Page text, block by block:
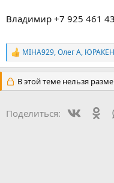
Владимир +7 925 461
Р
е
а
к
и
MIHA929,Олег А, ЮРАКЕН
В этой теме нельзя
Поделиться: